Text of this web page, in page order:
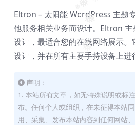
❅
❅
❅
❅
Eltron – 太阳能 WordPress 主题
他服务相关业务而设计。Eltron 主
设计，最适合您的在线网络展示。
设计，并在所有主要手持设备上进
声明：
1. 本站所有文章，如无特殊说明或标
布。任何个人或组织，在未征得本站
用、采集、发布本站内容到任何网站